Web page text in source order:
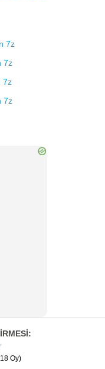
7z
7z
7z
7z
:
Oy)